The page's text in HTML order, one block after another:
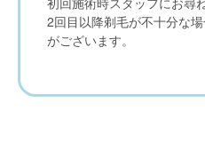
2回目以降剃毛が不十分な
がございます。